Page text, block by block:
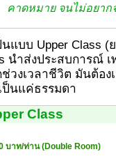
คาดหมาย จนไม่อยาก
แบบ Upper Class (
นำส่งประสบการณ์
วงเวลาชีวิต มันต้อง
ป็นแค่ธรรมดา
Class
บาท/ท่าน (Double Room)